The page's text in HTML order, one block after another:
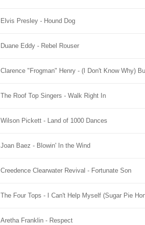
Elvis Presley - Hound Dog
Duane Eddy - Rebel Rouser
Clarence "Frogman" Henry - (I Don't Know Why)
The Roof Top Singers - Walk Right In
Wilson Pickett - Land of 1000 Dances
Joan Baez - Blowin' In the Wind
Creedence Clearwater Revival - Fortunate Son
The Four Tops - I Can't Help Myself (Sugar Pie
Aretha Franklin - Respect